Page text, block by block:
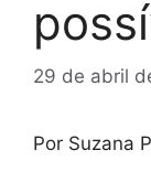
29 de abril
Por Suzana